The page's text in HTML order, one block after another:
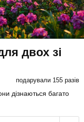
двох зі
подарували 155 разів
дізнаються багато